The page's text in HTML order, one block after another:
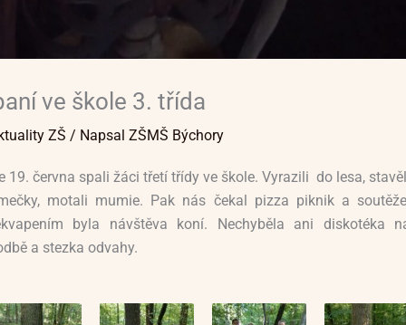
ve škole 3. třída
ZŠ / Napsal ZŠMŠ Býchory
19. června spali žáci třetí třídy ve škole. Vyrazili do lesa,
motali mumie. Pak nás čekal pizza piknik a
byla návštěva koní. Nechyběla ani diskotéka
a stezka odvahy.